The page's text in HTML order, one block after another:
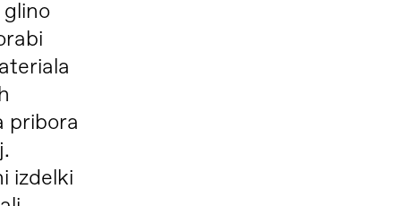
glino
pribora
izdelki